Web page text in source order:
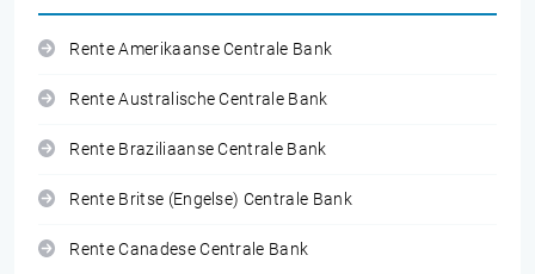
Rente Amerikaanse Centrale Bank
Rente Australische Centrale Bank
Rente Braziliaanse Centrale Bank
Rente Britse (Engelse) Centrale Bank
Rente Canadese Centrale Bank